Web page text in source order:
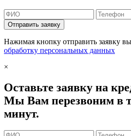
Отправить заявку
Нажимая кнопку отправить заявку
обработку персональных данных
×
Оставьте заявку на
Мы Вам перезвоним в
минут.